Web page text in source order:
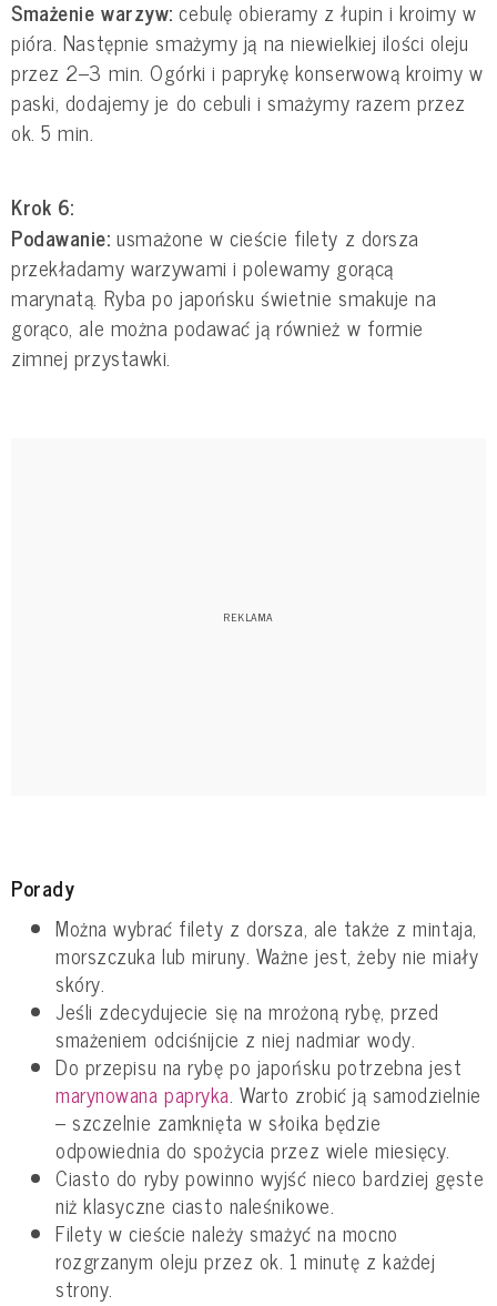
Smażenie warzyw: cebulę obieramy z łupin i kroimy w
pióra. Następnie smażymy ją na niewielkiej ilości oleju
przez 2–3 min. Ogórki i paprykę konserwową kroimy w
paski, dodajemy je do cebuli i smażymy razem przez
ok. 5 min.
Krok 6:
Podawanie: usmażone w cieście filety z dorsza
przekładamy warzywami i polewamy gorącą
marynatą. Ryba po japońsku świetnie smakuje na
gorąco, ale można podawać ją również w formie
zimnej przystawki.
Porady
Można wybrać filety z dorsza, ale także z mintaja,
morszczuka lub miruny. Ważne jest, żeby nie miały
skóry.
Jeśli zdecydujecie się na mrożoną rybę, przed
smażeniem odciśnijcie z niej nadmiar wody.
Do przepisu na rybę po japońsku potrzebna jest
marynowana papryka. Warto zrobić ją samodzielnie
– szczelnie zamknięta w słoika będzie
odpowiednia do spożycia przez wiele miesięcy.
Ciasto do ryby powinno wyjść nieco bardziej gęste
niż klasyczne ciasto naleśnikowe.
Filety w cieście należy smażyć na mocno
rozgrzanym oleju przez ok. 1 minutę z każdej
strony.